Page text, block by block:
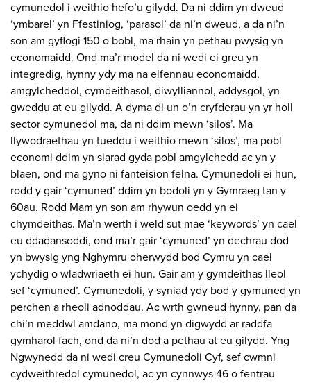
cymunedol i weithio hefo’u gilydd. Da ni ddim yn dweud
‘ymbarel’ yn Ffestiniog, ‘parasol’ da ni’n dweud, a da ni’n
son am gyflogi 150 o bobl, ma rhain yn pethau pwysig yn
economaidd. Ond ma’r model da ni wedi ei greu yn
integredig, hynny ydy ma na elfennau economaidd,
amgylcheddol, cymdeithasol, diwylliannol, addysgol, yn
gweddu at eu gilydd. A dyma di un o’n cryfderau yn yr holl
sector cymunedol ma, da ni ddim mewn ‘silos’. Ma
llywodraethau yn tueddu i weithio mewn ‘silos’, ma pobl
economi ddim yn siarad gyda pobl amgylchedd ac yn y
blaen, ond ma gyno ni fanteision felna. Cymunedoli ei hun,
rodd y gair ‘cymuned’ ddim yn bodoli yn y Gymraeg tan y
60au. Rodd Mam yn son am rhywun oedd yn ei
chymdeithas. Ma’n werth i weld sut mae ‘keywords’ yn cael
eu ddadansoddi, ond ma’r gair ‘cymuned’ yn dechrau dod
yn bwysig yng Nghymru oherwydd bod Cymru yn cael
ychydig o wladwriaeth ei hun. Gair am y gymdeithas lleol
sef ‘cymuned’. Cymunedoli, y syniad ydy bod y gymuned yn
perchen a rheoli adnoddau. Ac wrth gwneud hynny, pan da
chi’n meddwl amdano, ma mond yn digwydd ar raddfa
gymharol fach, ond da ni’n dod a pethau at eu gilydd. Yng
Ngwynedd da ni wedi creu Cymunedoli Cyf, sef cwmni
cydweithredol cymunedol, ac yn cynnwys 46 o fentrau